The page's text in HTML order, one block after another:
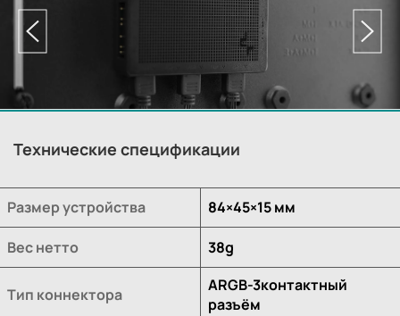
Технические спецификации
Размер устройства 84×45×15 мм
Вес нетто 38g
Тип коннектора
ARGB-3контактный
разъём